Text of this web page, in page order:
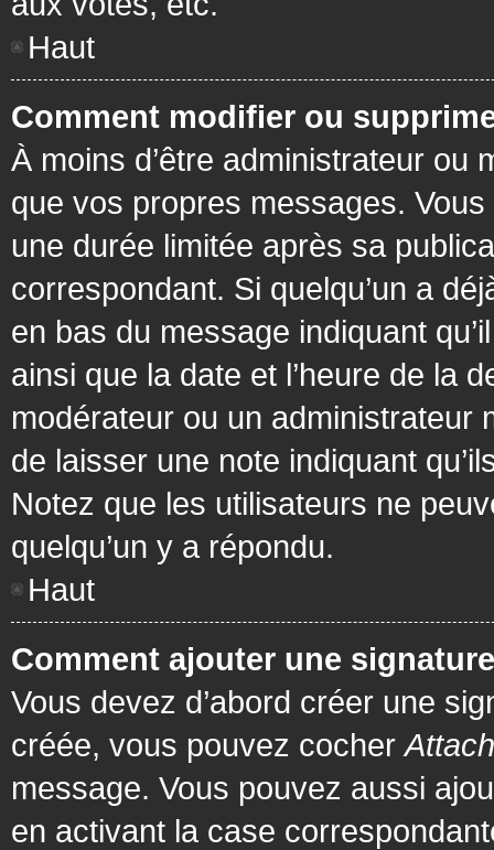
Haut
Comment modifier ou
À moins d’être administrateur ou
que vos propres messages.
une durée limitée après sa
correspondant. Si quelqu’un a
en bas du message indiquant
ainsi que la date et l’heure de la
modérateur ou un administrateur
de laisser une note indiquant
Notez que les utilisateurs ne
quelqu’un y a répondu.
Haut
Comment ajouter une
Vous devez d’abord créer une
créée, vous pouvez cocher
message. Vous pouvez aussi
en activant la case